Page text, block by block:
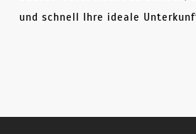
und schnell Ihre ideale